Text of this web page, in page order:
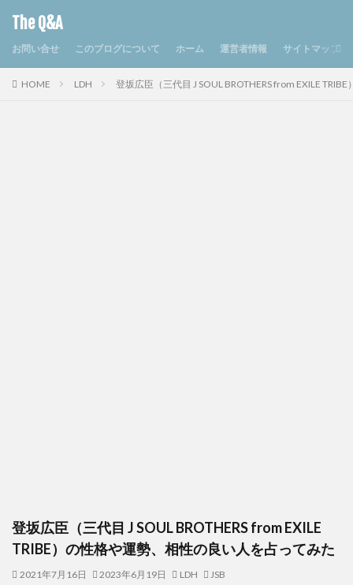
The Q&A
お問い合せ このブログについて ホーム 運営者情報 サイトマップ
HOME LDH 登坂広臣（三代目 J SOUL BROTHERS from EXILE
登坂広臣（三代目 J SOUL BROTHERS from EXILE
TRIBE）の性格や運勢、相性の良い人を占ってみた
2021年7月16日 2023年6月19日 LDH JSB